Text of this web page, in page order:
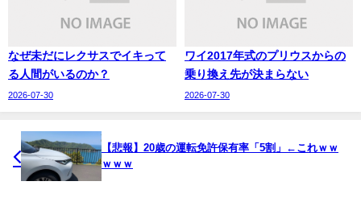
なぜ未だにレクサスでイキって
る人間がいるのか？
2026-07-30
ワイ2017年式のプリウスからの
乗り換え先が決まらない
2026-07-30
【悲報】20歳の運転免許保有率「5割」←これｗｗ
ｗｗｗ